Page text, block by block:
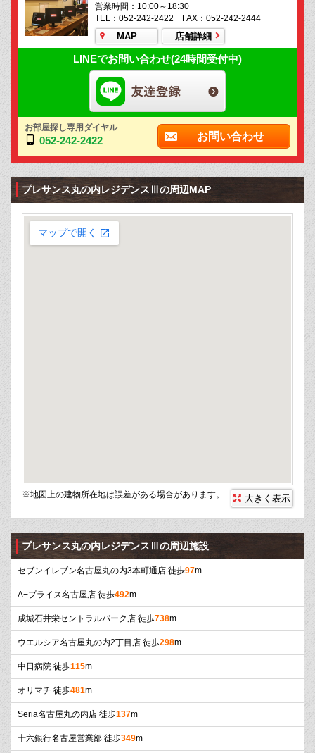
営業時間：10:00～18:30
TEL：052-242-2422 FAX：052-242-2444
MAP 店舗詳細
LINEでお問い合わせ(24時間受付中)
お部屋探し専用ダイヤル
052-242-2422 お問い合わせ
プレサンス丸の内レジデンスⅢの周辺MAP
※地図上の建物所在地は誤差がある場合があります。 大きく表示
プレサンス丸の内レジデンスⅢの周辺施設
セブンイレブン名古屋丸の内3本町通店 徒歩97m
A−プライス名古屋店 徒歩492m
成城石井栄セントラルパーク店 徒歩738m
ウエルシア名古屋丸の内2丁目店 徒歩298m
中日病院 徒歩115m
オリマチ 徒歩481m
Seria名古屋丸の内店 徒歩137m
十六銀行名古屋営業部 徒歩349m